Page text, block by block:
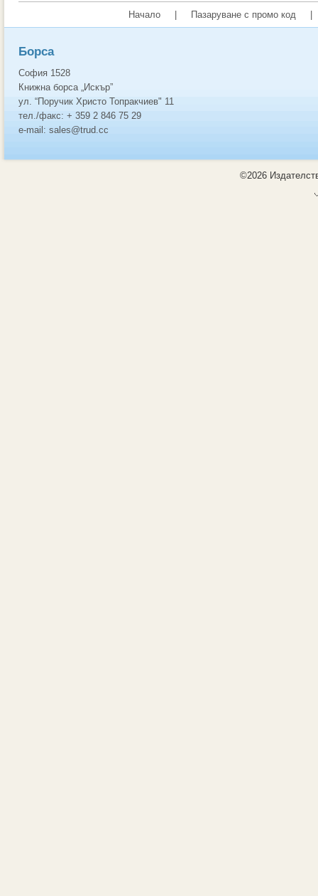
Начало Пазаруване с промо код
Борса
София 1528
Книжна борса „Искър”
ул. “Поручик Христо Топракчиев" 11
тел./факс: + 359 2 846 75 29
e-mail: sales@trud.cc
©2026